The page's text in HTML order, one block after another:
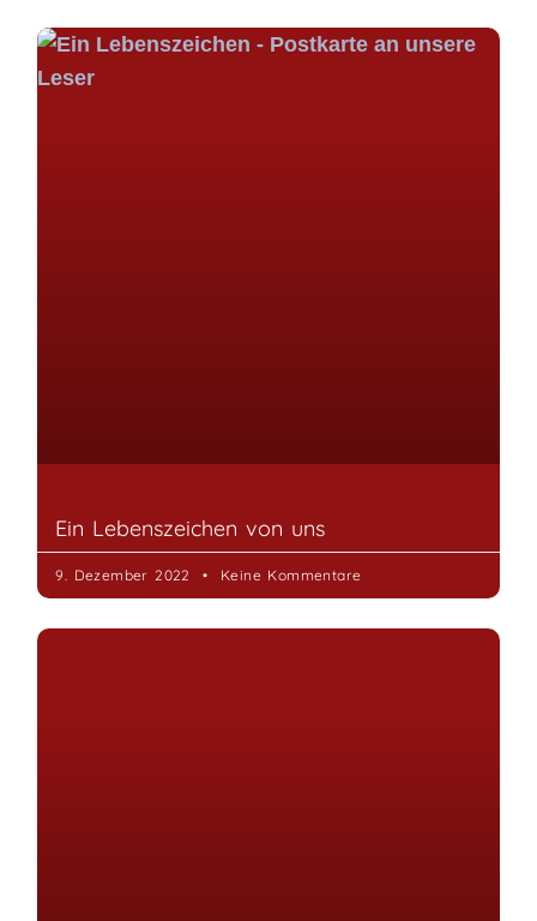
Ein Lebenszeichen von uns
9. Dezember 2022 Keine Kommentare